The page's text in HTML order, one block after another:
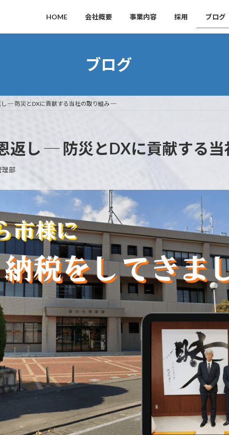
HOME 会社概要 事業内容 採用 ブログ
ブログ
─ 防災とDXに貢献する当社の取り組み ─
返し ─ 防災とDXに貢献する
理部